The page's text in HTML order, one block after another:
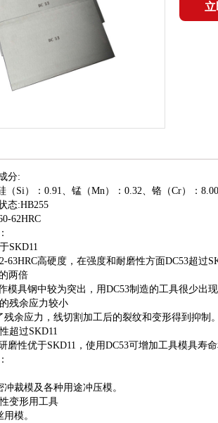
分:
（Si）：0.91、锰（Mn）：0.32、铬（Cr）：
态:HB255
62HRC
SKD11
63HRC高硬度，在强度和耐磨性方面DC53超过
两倍
模具钢中较为突出，用DC53制造的工具很少出
残余应力较小
余应力，线切割加工后的裂纹和变形得到抑制。
超过SKD11
磨性优于SKD11，使用DC53可增加工具模具寿命
裁模及各种用途冲压模。
变形用工具
模。